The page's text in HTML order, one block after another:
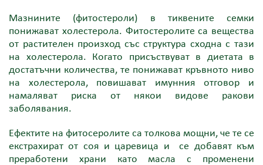
Мазнините (фитостероли) в тиквените семки
понижават холестерола. Фитостеролите са вещества
от растителен произход със структура сходна с тази
на холестерола. Когато присъствуват в диетата в
достатъчни количества, те понижават кръвното ниво
на холестерола, повишават имунния отговор и
намаляват риска от някои видове ракови
заболявания.
Ефектите на фитосеролите са толкова мощни, че те се
екстрахират от соя и царевица и се добавят към
преработени храни като масла с променени